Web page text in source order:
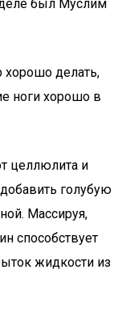
был Муслим
делать,
ноги хорошо в
целлюлита и
голубую
Массируя,
способствует
жидкости из